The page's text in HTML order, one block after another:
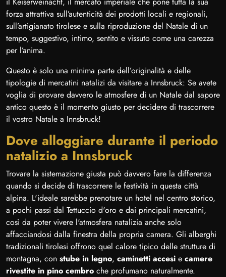
forza attrattiva sull’autenticità dei prodotti locali e regionali,
sull’artigianato tirolese e sulla riproduzione del Natale di un
tempo, suggestivo, intimo, sentito e vissuto come una carezza
per l’anima.
Questo è solo una minima parte dell’originalità e delle
tipologie di mercatini natalizi da visitare a Innsbruck: Se avete
voglia di provare davvero le atmosfere di un Natale dal sapore
antico questo è il momento giusto per decidere di trascorrere
il vostro Natale a Innsbruck!
Dove alloggiare durante il periodo
natalizio a Innsbruck
Trovare la sistemazione giusta può davvero fare la differenza
quando si decide di trascorrere le festività in questa città
alpina. L'ideale sarebbe prenotare un hotel nel centro storico,
a pochi passi dal Tettuccio d'oro e dai principali mercatini,
così da poter vivere l'atmosfera natalizia anche solo
affacciandosi dalla finestra della propria camera. Gli alberghi
tradizionali tirolesi offrono quel calore tipico delle strutture di
montagna, con stube in legno, caminetti accesi e camere
rivestite in pino cembro che profumano naturalmente.